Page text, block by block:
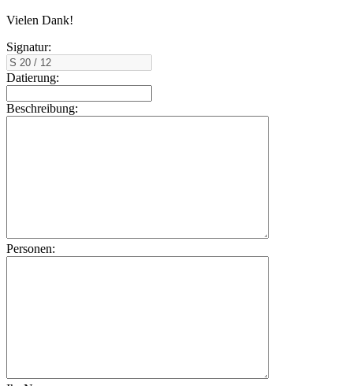
Vielen Dank!
Signatur:
Datierung:
Beschreibung:
Personen: